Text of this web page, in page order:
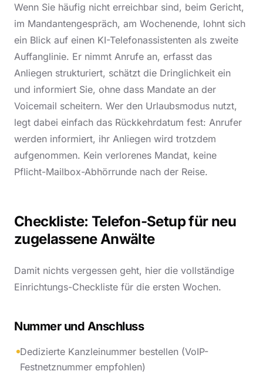
Wenn Sie häufig nicht erreichbar sind, beim Gericht,
im Mandantengespräch, am Wochenende, lohnt sich
ein Blick auf einen KI-Telefonassistenten als zweite
Auffanglinie. Er nimmt Anrufe an, erfasst das
Anliegen strukturiert, schätzt die Dringlichkeit ein
und informiert Sie, ohne dass Mandate an der
Voicemail scheitern. Wer den Urlaubsmodus nutzt,
legt dabei einfach das Rückkehrdatum fest: Anrufer
werden informiert, ihr Anliegen wird trotzdem
aufgenommen. Kein verlorenes Mandat, keine
Pflicht-Mailbox-Abhörrunde nach der Reise.
Checkliste: Telefon-Setup für neu
zugelassene Anwälte
Damit nichts vergessen geht, hier die vollständige
Einrichtungs-Checkliste für die ersten Wochen.
Nummer und Anschluss
Dedizierte Kanzleinummer bestellen (VoIP-
Festnetznummer empfohlen)